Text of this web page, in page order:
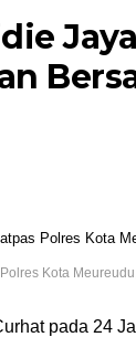
Kota
pada 24